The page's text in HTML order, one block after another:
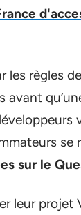
règles
sur le
leur projet